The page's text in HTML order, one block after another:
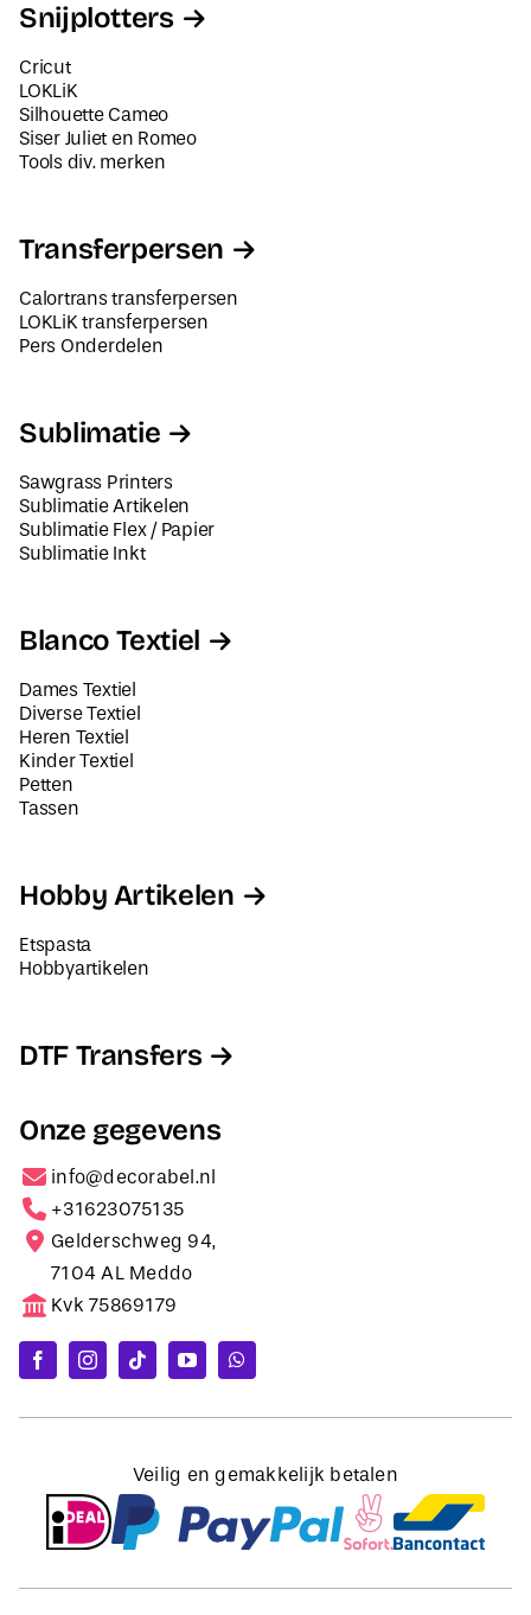
Snijplotters
Cricut
LOKLiK
Silhouette Cameo
Siser Juliet en Romeo
Tools div. merken
Transferpersen
Calortrans transferpersen
LOKLiK transferpersen
Pers Onderdelen
Sublimatie
Sawgrass Printers
Sublimatie Artikelen
Sublimatie Flex / Papier
Sublimatie Inkt
Blanco Textiel
Dames Textiel
Diverse Textiel
Heren Textiel
Kinder Textiel
Petten
Tassen
Hobby Artikelen
Etspasta
Hobbyartikelen
DTF Transfers
Onze gegevens
info@decorabel.nl
+31623075135
Gelderschweg 94,
7104 AL Meddo
Kvk 75869179
Veilig en gemakkelijk betalen